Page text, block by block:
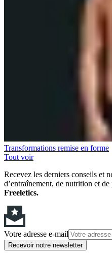
Transformations remise en forme
Tout voir
Recevez les derniers conseils et
d’entraînement, de nutrition et de
Freeletics.
Votre adresse e-mail
Recevoir notre newsletter